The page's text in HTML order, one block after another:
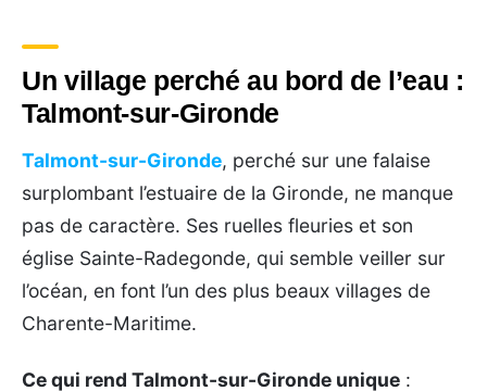
Un village perché au bord de l’eau :
Talmont-sur-Gironde
Talmont-sur-Gironde, perché sur une falaise
surplombant l’estuaire de la Gironde, ne manque
pas de caractère. Ses ruelles fleuries et son
église Sainte-Radegonde, qui semble veiller sur
l’océan, en font l’un des plus beaux villages de
Charente-Maritime.
Ce qui rend Talmont-sur-Gironde unique :